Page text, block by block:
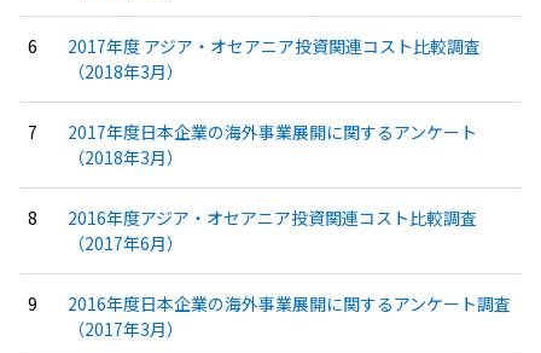
2017年度 アジア・オセアニア投資関連コスト比較調査
（2018年3月）
2017年度日本企業の海外事業展開に関するアンケート
（2018年3月）
2016年度アジア・オセアニア投資関連コスト比較調査
（2017年6月）
2016年度日本企業の海外事業展開に関するアンケート調査
（2017年3月）